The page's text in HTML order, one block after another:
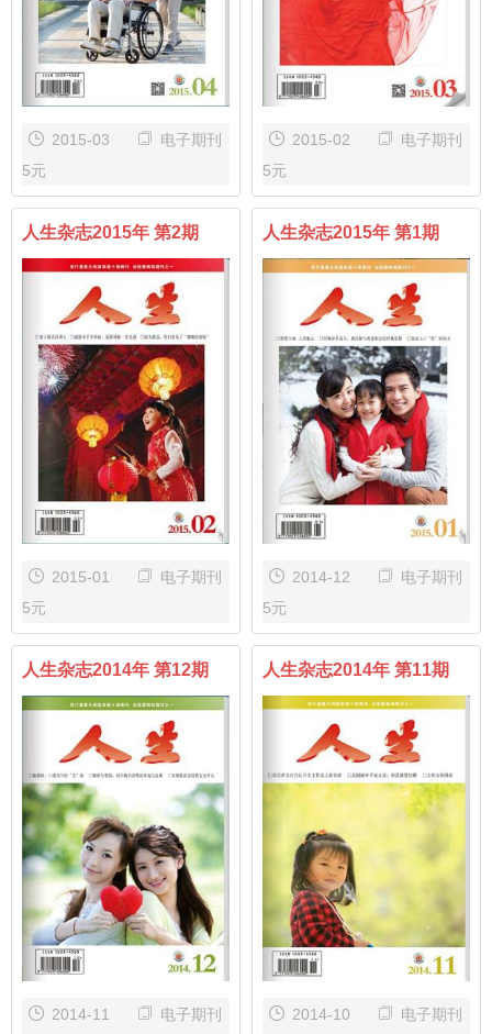
2015-03
电子期刊
5元
2015-02
电子期刊
5元
人生杂志2015年 第2期
2015-01
电子期刊
5元
人生杂志2015年 第1期
2014-12
电子期刊
5元
人生杂志2014年 第12期
2014-11
电子期刊
人生杂志2014年 第11期
2014-10
电子期刊